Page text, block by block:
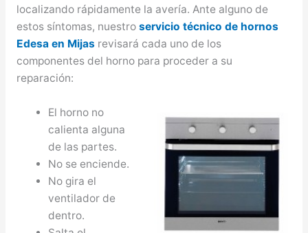
localizando rápidamente la avería. Ante alguno de
estos síntomas, nuestro servicio técnico de hornos
Edesa en Mijasrevisará cada uno de los
componentes del horno para proceder a su
reparación:
El horno no
calienta alguna
de las partes.
No se enciende.
No gira el
ventilador de
dentro.